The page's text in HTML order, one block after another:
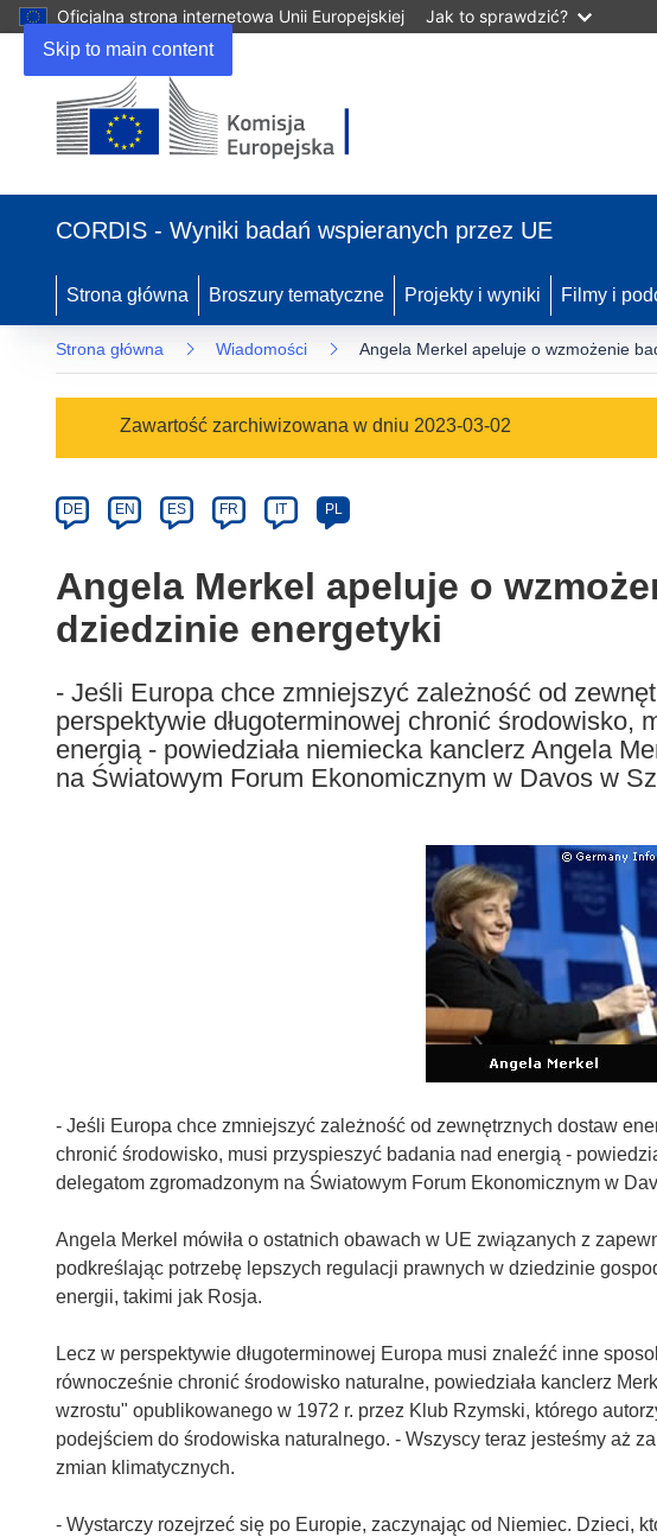
Skip to main content
Oficjalna strona internetowa Unii Europejskiej Jak to sprawdzić?
się
nowym
oknie)
CORDIS - Wyniki badań wspieranych przez UE
Strona główna Broszury tematyczne Projekty i wyniki Filmy i
Strona główna Wiadomości Angela Merkel apeluje o wzmożenie
Category
Zawartość zarchiwizowana w dniu 2023-03-02
Article
available
the
following
languages:
DE EN ES FR IT PL
Angela Merkel apeluje o
dziedzinie energetyki
- Jeśli Europa chce zmniejszyć zależność od
perspektywie długoterminowej chronić środowisko,
energią - powiedziała niemiecka kanclerz Angela
na Światowym Forum Ekonomicznym w Davos w
- Jeśli Europa chce zmniejszyć zależność od zewnętrznych dostaw
chronić środowisko, musi przyspieszyć badania nad energią -
delegatom zgromadzonym na Światowym Forum Ekonomicznym w
Angela Merkel mówiła o ostatnich obawach w UE związanych z
podkreślając potrzebę lepszych regulacji prawnych w dziedzinie
energii, takimi jak Rosja.
Lecz w perspektywie długoterminowej Europa musi znaleźć inne
równocześnie chronić środowisko naturalne, powiedziała kanclerz
wzrostu" opublikowanego w 1972 r. przez Klub Rzymski, którego
podejściem do środowiska naturalnego. - Wszyscy teraz jesteśmy aż
zmian klimatycznych.
- Wystarczy rozejrzeć się po Europie, zaczynając od Niemiec. Dzieci,